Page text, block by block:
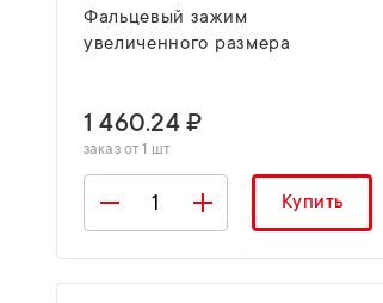
Фальцевый зажим
увеличенного размера
1 460.24 ₽
заказ от 1 шт
Купить